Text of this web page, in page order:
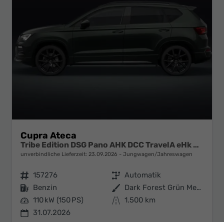
Cupra Ateca
Tribe Edition DSG Pano AHK DCC TravelA eHk Memory
unverbindliche Lieferzeit: 23.09.2026 Jungwagen/Jahreswagen
Fahrzeugnr. 157276 Getriebe Automatik
Kraftstoff Benzin Außenfarbe
Dark Forest Grün Metallic
Leistung 110 kW (150 PS) Kilometerstand 1.500 km
31.07.2026